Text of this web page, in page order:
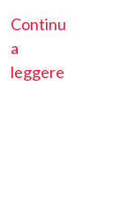
Continua
a
leggere